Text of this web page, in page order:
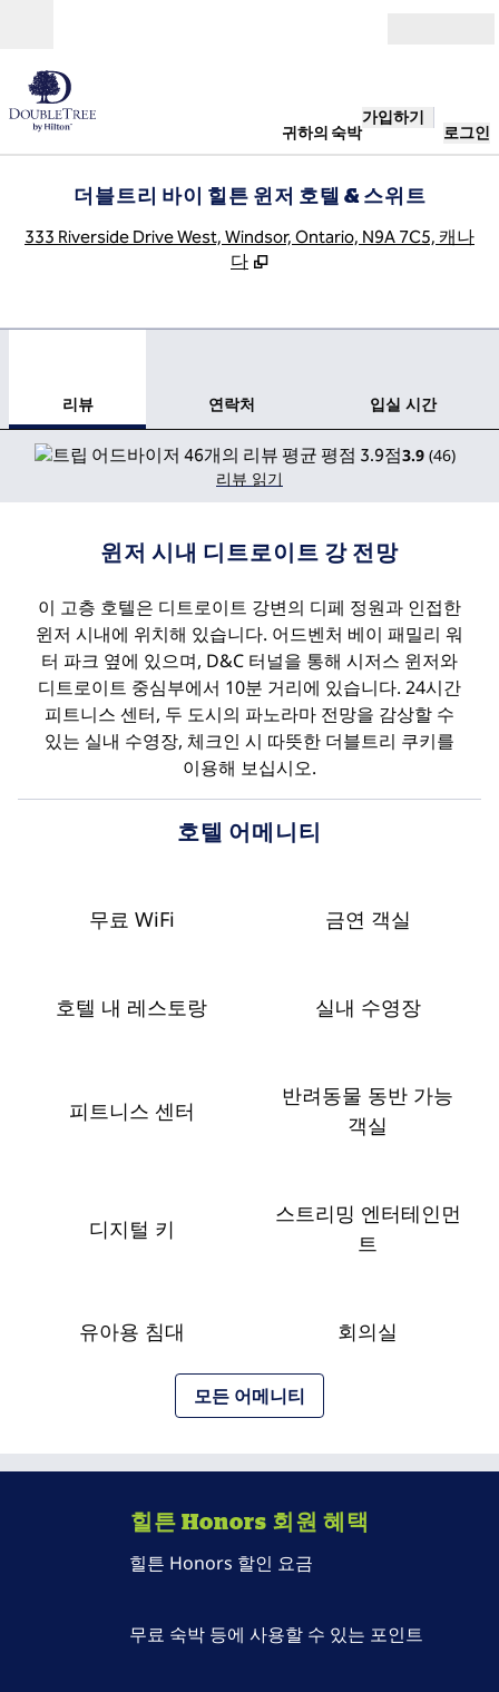
귀하의 숙박
가입하기
로그인
더블트리 바이 힐튼 윈저 호텔 & 스위트
333 Riverside Drive West, Windsor, Ontario, N9A 7C5, 캐나
다
리뷰 연락처 입실 시간
3.9 (46)
리뷰 읽기
윈저 시내 디트로이트 강 전망
이 고층 호텔은 디트로이트 강변의 디페 정원과 인접한
윈저 시내에 위치해 있습니다. 어드벤처 베이 패밀리 워
터 파크 옆에 있으며, D&C 터널을 통해 시저스 윈저와
디트로이트 중심부에서 10분 거리에 있습니다. 24시간
피트니스 센터, 두 도시의 파노라마 전망을 감상할 수
있는 실내 수영장, 체크인 시 따뜻한 더블트리 쿠키를
이용해 보십시오.
호텔 어메니티
무료 WiFi 금연 객실
호텔 내 레스토랑 실내 수영장
피트니스 센터
반려동물 동반 가능
객실
디지털 키
스트리밍 엔터테인먼
트
유아용 침대 회의실
모든 어메니티
힐튼 Honors 회원 혜택
힐튼 Honors 할인 요금
무료 숙박 등에 사용할 수 있는 포인트